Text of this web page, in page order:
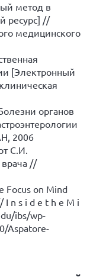
метод в
ресурс] //
медицинского
[Электронный
органов
2006
С.И.
врача //
Focus on Mind
I n s i d e t h e M i
ibs/wp-
Aspatore-